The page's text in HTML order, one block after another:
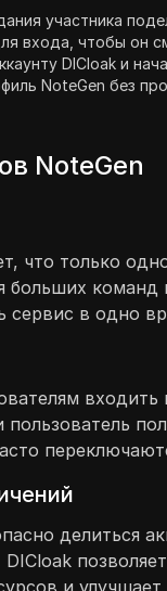
участника
входа, чтобы он
DICloak и
NoteGen без
NoteGen
что только
больших
сервис в одно
делиться
и